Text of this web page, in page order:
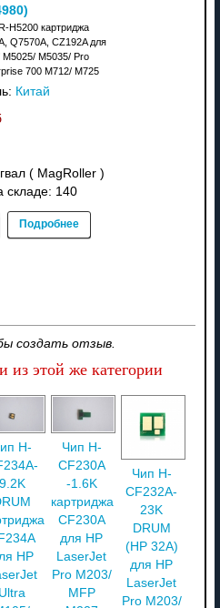
)
H5200 картриджа
Q7570A, CZ192A для
M5035/ Pro
700 M712/ M725
Китай
( MagRoller )
складе: 140
Подробнее
создать отзыв.
из этой же категории
H-
9.2K
HP
Ultra
Чип H-
CF230A
-1.6K
картриджа
CF230A
для HP
LaserJet
Pro M203/
MFP
Чип H-
CF232A-
23K
DRUM
(HP 32A)
для HP
LaserJet
Pro M203/